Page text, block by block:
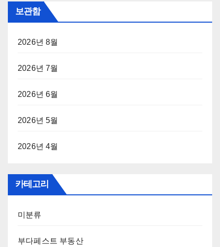
보관함
2026년 8월
2026년 7월
2026년 6월
2026년 5월
2026년 4월
카테고리
미분류
부다페스트 부동산